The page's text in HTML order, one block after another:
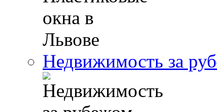
Недвижимость за